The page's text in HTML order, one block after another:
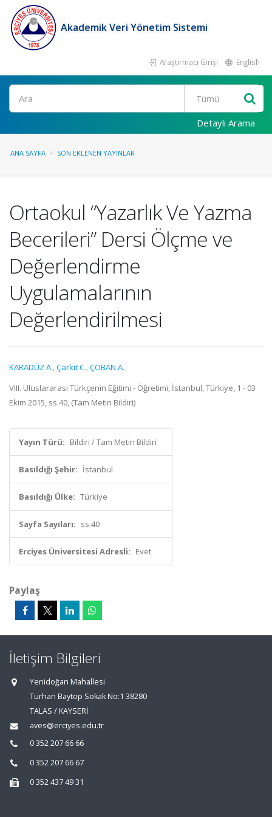
Akademik Veri Yönetim Sistemi
Araştırmacı Girişi English
Ara
Detaylı Arama
ANA SAYFA SON EKLENEN YAYINLAR
Ortaokul “Yazarlık Ve Yazma
Becerileri” Dersi Ölçme ve
Değerlendirme
Uygulamalarının
Değerlendirilmesi
KARADÜZ A.,Çarkıt C.,ÇOBAN A.
VIII. Uluslararası Türkçenin Eğitimi - Öğretimi, İstanbul, Türkiye, 1 - 03
Ekim 2015, ss.40, (Tam Metin Bildiri)
Yayın Türü: Bildiri / Tam Metin Bildiri
Basıldığı Şehir: İstanbul
Basıldığı Ülke: Türkiye
Sayfa Sayıları: ss.40
Erciyes Üniversitesi Adresli: Evet
Paylaş
İletişim Bilgileri
Yenidoğan Mahallesi
Turhan Baytop Sokak No:1 38280
TALAS / KAYSERİ
aves@erciyes.edu.tr
0 352 207 66 66
0 352 207 66 67
0 352 437 49 31